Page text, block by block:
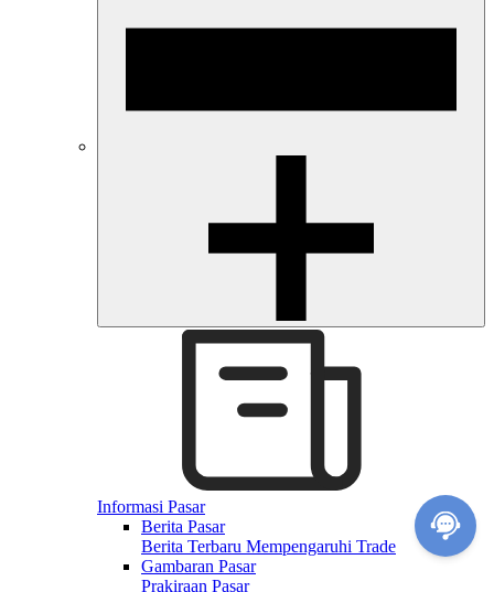
Informasi Pasar
Berita Pasar
Berita Terbaru Mempengaruhi Trade
Gambaran Pasar
Prakiraan Pasar